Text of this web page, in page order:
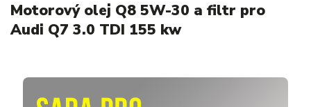
Motorový olej Q8 5W-30 a filtr pro
Audi Q7 3.0 TDI 155 kw